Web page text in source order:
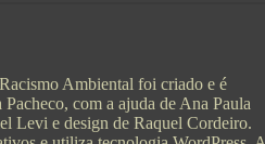
Ambiental foi criado e é
com a ajuda de Ana Paula
Levi e design de Raquel Cordeiro.